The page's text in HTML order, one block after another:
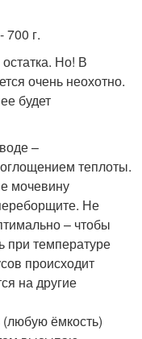
700 г.
Но! В
очень неохотно.
будет
–
теплоты.
мочевину
Не
– чтобы
при температуре
происходит
на другие
ёмкость)